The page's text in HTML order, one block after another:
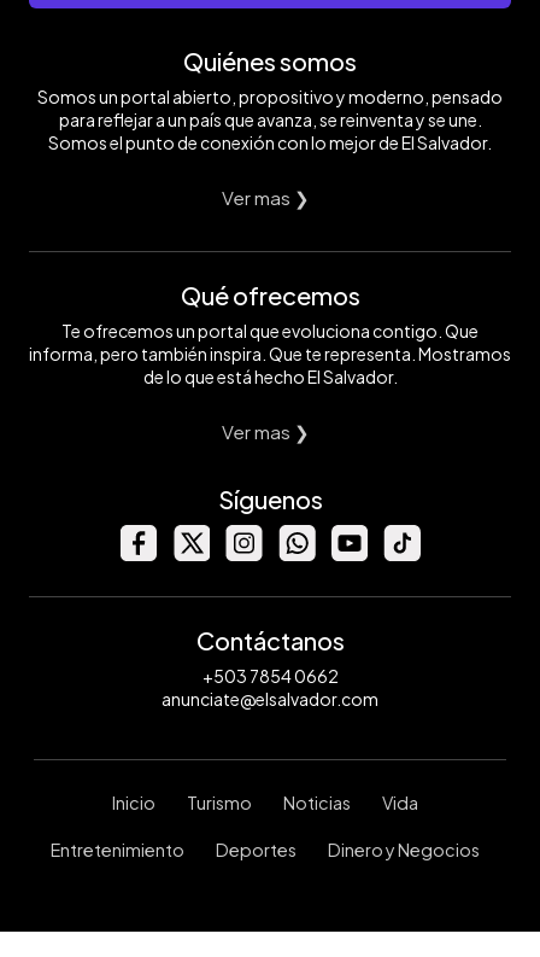
Quiénes somos
Somos un portal abierto, propositivo y moderno, pensado
para reflejar a un país que avanza, se reinventa y se une.
Somos el punto de conexión con lo mejor de El Salvador.
Ver mas ❯
Qué ofrecemos
Te ofrecemos un portal que evoluciona contigo. Que
informa, pero también inspira. Que te representa. Mostramos
de lo que está hecho El Salvador.
Ver mas ❯
Síguenos
Contáctanos
+503 7854 0662
anunciate@elsalvador.com
Inicio Turismo Noticias Vida
Entretenimiento Deportes Dinero y Negocios